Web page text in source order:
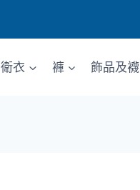
衛衣 褲 飾品及襪